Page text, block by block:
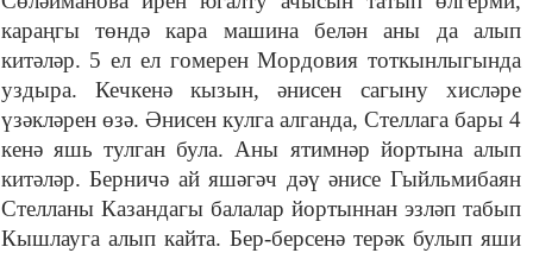
караңгы төндә кара машина белән аны да алып
китәләр. 5 ел ел гомерен Мордовия тоткынлыгында
уздыра. Кечкенә кызын, әнисен сагыну хисләре
үзәкләрен өзә. Әнисен кулга алганда, Стеллага бары 4
кенә яшь тулган була. Аны ятимнәр йортына алып
китәләр. Берничә ай яшәгәч дәү әнисе Гыйльмибаян
Стелланы Казандагы балалар йортыннан эзләп табып
Кышлауга алып кайта. Бер-берсенә терәк булып яши